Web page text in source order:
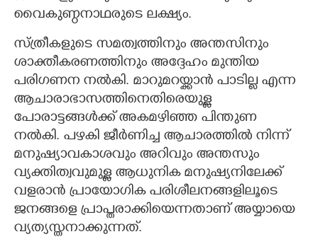
വൈകുണ്ഠനാഥരുടെ ലക്ഷ്യം.
സ്ത്രീകളുടെ സമത്വത്തിനും അന്തസിനും
ശാക്തീകരണത്തിനും അദ്ദേഹം മുന്തിയ
പരിഗണന നൽകി. മാറുമറയ്ക്കാൻ പാടില്ല എന്ന
ആചാരാഭാസത്തിനെതിരെയുള്ള
പോരാട്ടങ്ങൾക്ക് അകമഴിഞ്ഞ പിന്തുണ
നൽകി. പഴകി ജീർണിച്ച ആചാരത്തിൽ നിന്ന്
മനുഷ്യാവകാശവും അറിവും അന്തസും
വ്യക്തിത്വവുമുള്ള ആധുനിക മനുഷ്യനിലേക്ക്
വളരാൻ പ്രായോഗിക പരിശീലനങ്ങളിലൂടെ
ജനങ്ങളെ പ്രാപ്തരാക്കിയെന്നതാണ് അയ്യായെ
വ്യത്യസ്തനാക്കുന്നത്.